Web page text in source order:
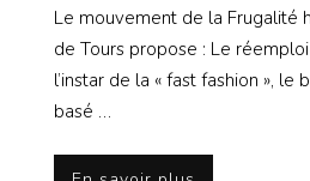
Le mouvement de la Frugalité
de Tours propose : Le
l’instar de la « fast fashion », le
basé …